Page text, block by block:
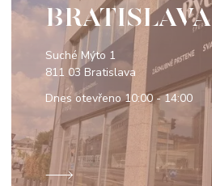
BRATISLAVA
Suché Mýto 1
811 03 Bratislava
Dnes otevřeno10:00 - 14:00